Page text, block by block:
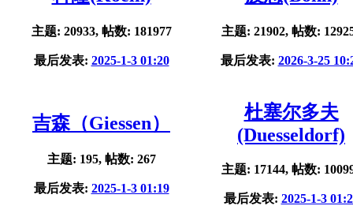
主题: 20933, 帖数: 181977
最后发表: 2025-1-3 01:20
主题: 21902, 帖数:
最后发表: 2026-3-25
吉森（Giessen）
主题: 195, 帖数: 267
最后发表: 2025-1-3 01:19
杜塞尔多夫
(Duesseldorf)
主题: 17144, 帖数:
最后发表: 2025-1-3